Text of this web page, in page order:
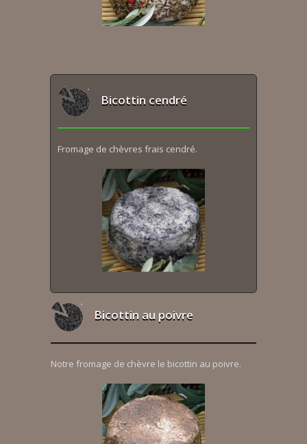
Bicottin cendré
Fromage de chèvres frais cendré.
Bicottin au poivre
Notre fromage de chèvre le bicottin au poivre.